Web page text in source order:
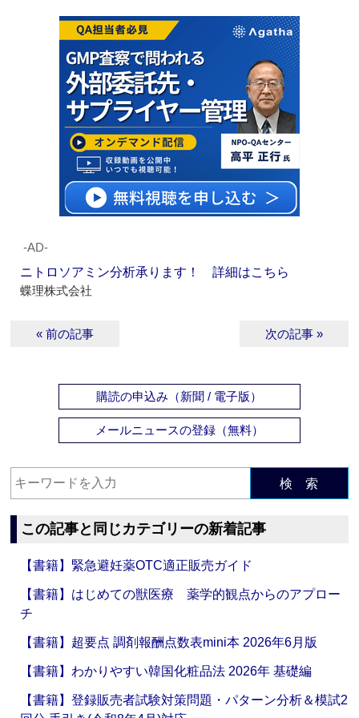
‐AD‐
ニトロソアミン分析承ります！ 詳細はこちら
蝶理株式会社
« 前の記事 次の記事 »
購読の申込み（新聞 / 電子版）
メールニュースの登録（無料）
検 索
この記事と同じカテゴリーの新着記事
【書籍】緊急避妊薬OTC適正販売ガイド
【書籍】はじめての獣医療 薬学的観点からのアプロー
チ
【書籍】超要点 調剤報酬点数表mini本 2026年6月版
【書籍】わかりやすい韓国化粧品法 2026年 基礎編
【書籍】登録販売者試験対策問題・パターン分析＆模試2